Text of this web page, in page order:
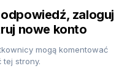
zaloguj
nowe konto
mogą komentować
tej strony.